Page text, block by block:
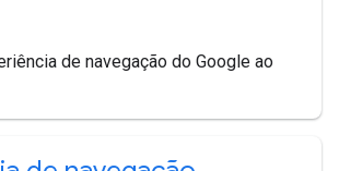
de navegação do Google ao